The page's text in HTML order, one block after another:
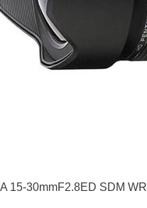
15-30mmF2.8ED SDM WR